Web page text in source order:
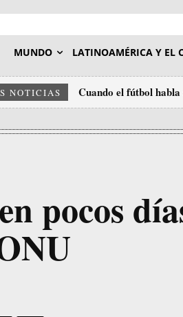
MUNDO LATINOAMÉRICA Y EL
NOTICIAS Cuando el fútbol habla
pocos